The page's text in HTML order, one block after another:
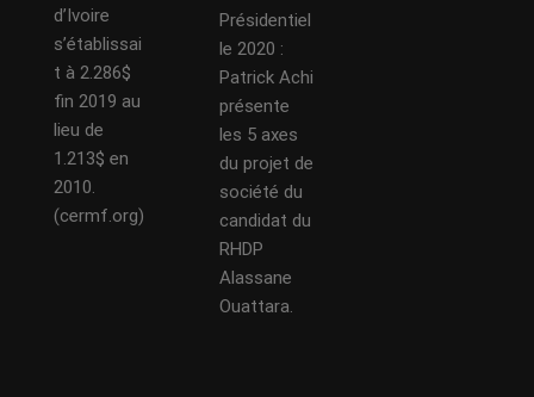
d’Ivoire
s’établissai
t à 2.286$
fin 2019 au
lieu de
1.213$ en
2010.
(cermf.org)
Présidentiel
le 2020 :
Patrick Achi
présente
les 5 axes
du projet de
société du
candidat du
RHDP
Alassane
Ouattara.